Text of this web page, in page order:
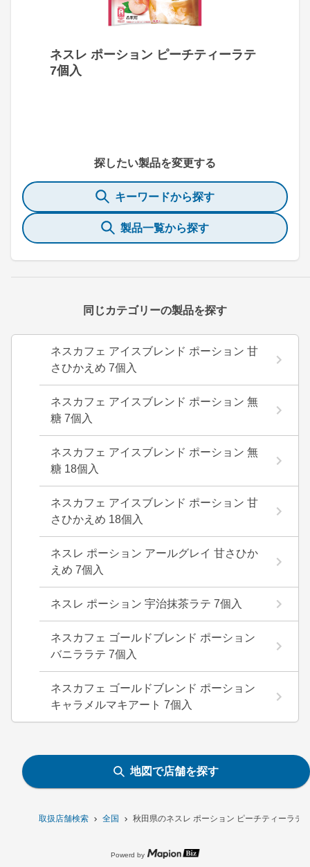
取扱店舗検索 全国 秋田県のネスレ ポーション ピーチティーラテ
ネスレ ポーション ピーチティーラテ
7個入
探したい製品を変更する
キーワードから探す
製品一覧から探す
同じカテゴリーの製品を探す
ネスカフェ アイスブレンド ポーション 甘
さひかえめ 7個入
ネスカフェ アイスブレンド ポーション 無
糖 7個入
ネスカフェ アイスブレンド ポーション 無
糖 18個入
ネスカフェ アイスブレンド ポーション 甘
さひかえめ 18個入
ネスレ ポーション アールグレイ 甘さひか
えめ 7個入
ネスレ ポーション 宇治抹茶ラテ 7個入
ネスカフェ ゴールドブレンド ポーション
バニララテ 7個入
ネスカフェ ゴールドブレンド ポーション
キャラメルマキアート 7個入
地図で店舗を探す
Powerd by